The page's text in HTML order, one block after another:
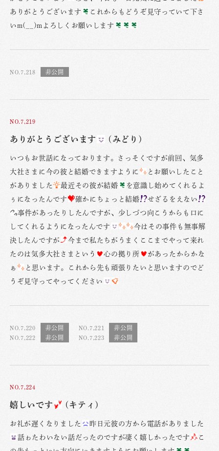
ありがとうございます
これからもどうぞ見守っていて下さ
いm(__)mよろしくお願いします
NO.7,218
NO.7,219
ありがとうございます (みどり)
いつもお世話になっております。さっそくですが前回、気多
大社さまに今の彼と結婚できますように
とお願いしたこと
がありました
最近その彼が結婚
を意識し始めてくれるよ
ぅになったんです
確かにちょっと結婚
せざるをえない
事件があったりしたんですが、少しづつ向こうからも口に
してくれるようになったんです
今はその事件も無事解
決したんですが
今まで私たちがうまくここまでやって来れ
たのは気多大社さまという
心の拠り所
があったからかな
ぁ
と思います。これから先も頑張りたいと思いますのでど
うぞ見守ってやってください
NO.7,220
NO.7,221
NO.7,222
NO.7,223
NO.7,224
嬉しいです (キティ)
お礼が遅くなりました
昨日元彼の方から電話がありました
話ゎたわいない話だったのですが凄く嬉しかったです
こ